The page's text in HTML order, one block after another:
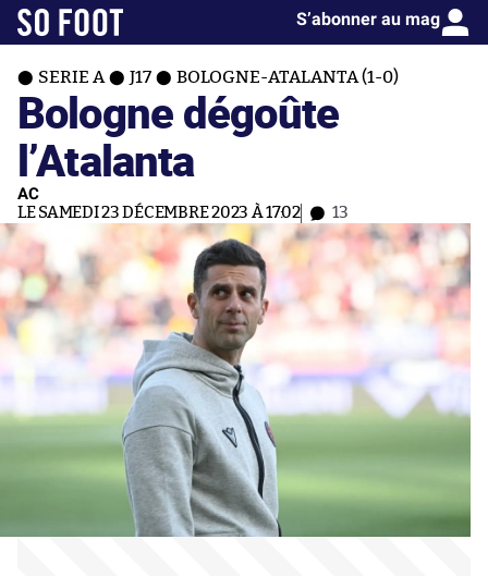
S’abonner au mag
SERIE A J17 BOLOGNE-ATALANTA (1-0)
Bologne dégoûte
l’Atalanta
AC
LE SAMEDI 23 DÉCEMBRE 2023 À 17:02 13